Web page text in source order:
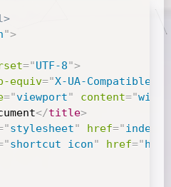
">
="UTF-8">
equiv="X-UA-Compatible
="viewport" content="
</title>
"stylesheet" href="
"shortcut icon" href="